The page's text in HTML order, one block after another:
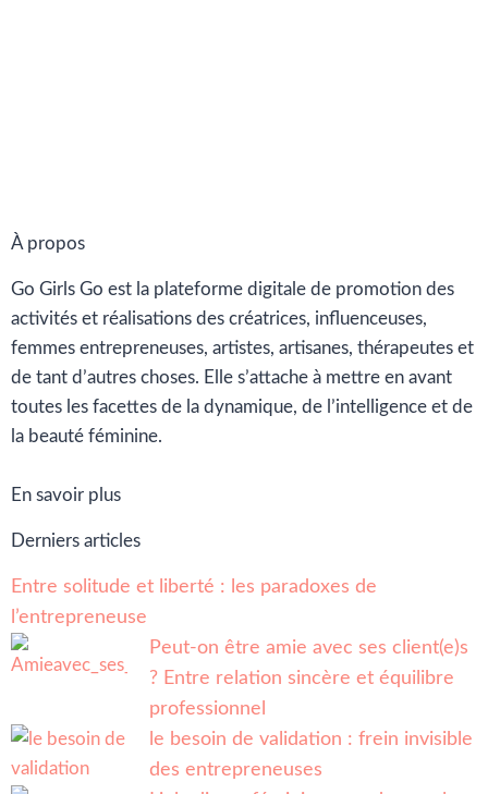
À propos
Go Girls Go est la plateforme digitale de promotion des
activités et réalisations des créatrices, influenceuses,
femmes entrepreneuses, artistes, artisanes, thérapeutes et
de tant d’autres choses. Elle s’attache à mettre en avant
toutes les facettes de la dynamique, de l’intelligence et de
la beauté féminine.
En savoir plus
Derniers articles
Entre solitude et liberté : les paradoxes de
l’entrepreneuse
Peut-on être amie avec ses client(e)s
? Entre relation sincère et équilibre
professionnel
le besoin de validation : frein invisible
des entrepreneuses